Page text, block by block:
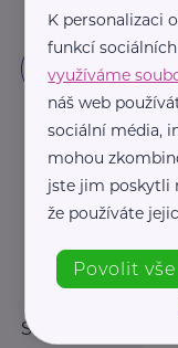
Sledujte nás:
K personalizaci
funkcí
využíváme
náš web
sociální média,
mohou
jste jim poskytli
že používáte
Povolit vše